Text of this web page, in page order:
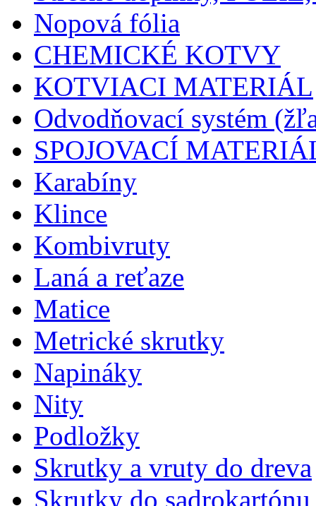
Nopová fólia
CHEMICKÉ KOTVY
KOTVIACI MATERIÁL
Odvodňovací systém
SPOJOVACÍ
Karabíny
Klince
Kombivruty
Laná a reťaze
Matice
Metrické skrutky
Napináky
Nity
Podložky
Skrutky a vruty do dreva
Skrutky do sadrokartónu